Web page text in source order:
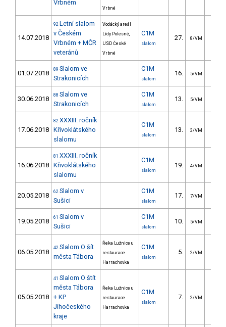
Vrbném
Vrbné
14.07.2018
92 Letní slalom
v Českém
Vrbném + MČR
veteránů
Vodácký areál
Lídy Polesné,
USD České
Vrbné
C1M
slalom
27. 8/VM
01.07.2018 89 Slalom ve
Strakonicích
C1M
slalom
16. 5/VM
30.06.2018 88 Slalom ve
Strakonicích
C1M
slalom
13. 5/VM
17.06.2018
82 XXXIII. ročník
Křivoklátského
slalomu
C1M
slalom
13. 3/VM
16.06.2018
81 XXXIII. ročník
Křivoklátského
slalomu
C1M
slalom
19. 4/VM
20.05.2018 62 Slalom v
Sušici
C1M
slalom
17. 7/VM
19.05.2018 61 Slalom v
Sušici
C1M
slalom
10. 5/VM
06.05.2018
42 Slalom O šít
města Tábora
Řeka Lužnice u
restaurace
Harrachovka
C1M
slalom
5. 2/VM
05.05.2018
41 Slalom O štít
města Tábora
+ KP
Jihočeského
kraje
Řeka Lužnice u
restaurace
Harrachovka
C1M
slalom
7. 2/VM